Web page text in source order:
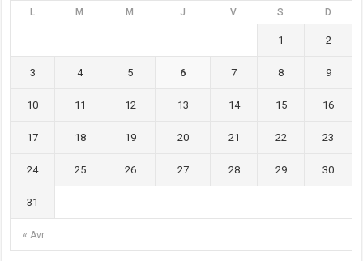
L M M J V S D
« Avr
1 2
3 4 5 6 7 8 9
10 11 12 13 14 15 16
17 18 19 20 21 22 23
24 25 26 27 28 29 30
31